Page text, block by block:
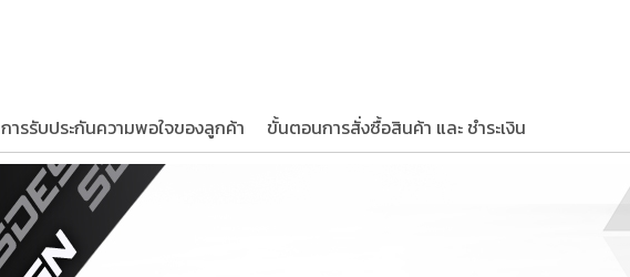
การรับประกันความพอใจของลูกค้า ขั้นตอนการสั่งซื้อสินค้า และ ชำระเงิน